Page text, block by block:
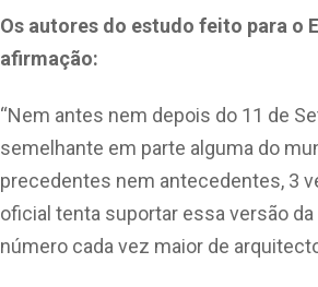
Os autores do estudo feito para o
afirmação:
“Nem antes nem depois do 11 de
semelhante em parte alguma do
precedentes nem antecedentes, 3
oficial tenta suportar essa versão
número cada vez maior de